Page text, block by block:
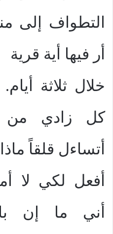
التطواف إلى
أر فيها أية قرية
خلال ثلاثة
كل زادي من
أتساءل قلقاً
أفعل لكي لا
أني ما إن